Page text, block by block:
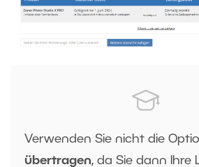
Verwenden Sie nicht die
übertragen, da Sie dann Ihre